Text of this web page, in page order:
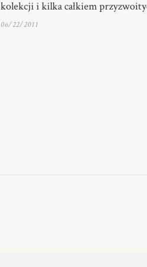
kolekcji i kilka całkiem
06/22/2011